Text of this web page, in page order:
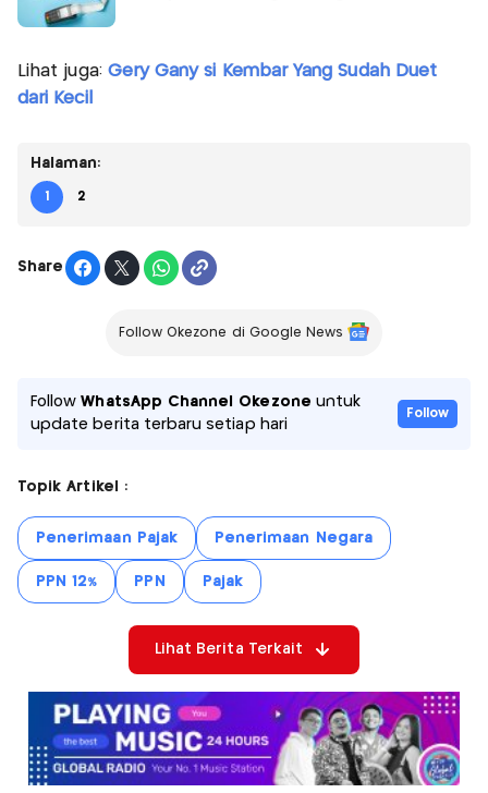
Lihat juga: Gery Gany si Kembar Yang Sudah Duet
dari Kecil
Halaman:
1 2
Share
Follow Okezone di Google News
FollowWhatsApp Channel Okezone untuk
update berita terbaru setiap hari
Follow
Topik Artikel :
Penerimaan Pajak Penerimaan Negara
PPN 12% PPN Pajak
Lihat Berita Terkait